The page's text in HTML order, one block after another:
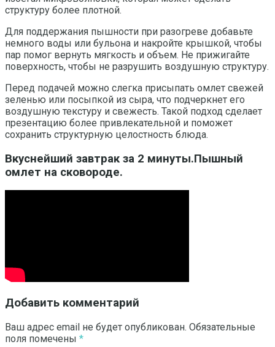
структуру более плотной.
Для поддержания пышности при разогреве добавьте
немного воды или бульона и накройте крышкой, чтобы
пар помог вернуть мягкость и объем. Не прижигайте
поверхность, чтобы не разрушить воздушную структуру.
Перед подачей можно слегка присыпать омлет свежей
зеленью или посыпкой из сыра, что подчеркнет его
воздушную текстуру и свежесть. Такой подход сделает
презентацию более привлекательной и поможет
сохранить структурную целостность блюда.
Вкуснейший завтрак за 2 минуты.Пышный
омлет на сковороде.
Добавить комментарий
Ваш адрес email не будет опубликован. Обязательные
поля помечены *